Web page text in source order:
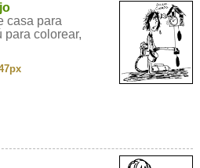
casa para
para colorear,